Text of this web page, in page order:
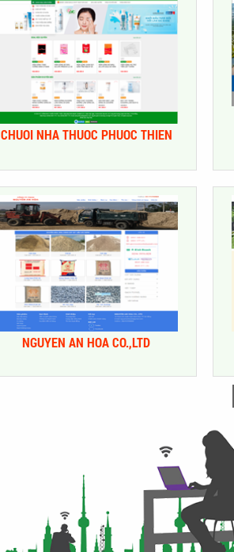
CHUOI NHA THUOC PHUOC THIEN
NGUYEN AN HOA CO.,LTD